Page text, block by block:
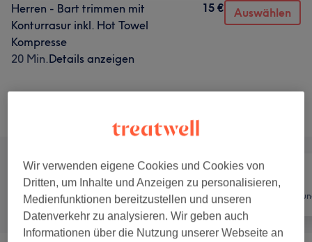
Herren - Bart trimmen mit
Konturrasur inkl. Hot Towel
Kompresse
20 Min.Details anzeigen
15 € Auswählen
Alle Friseur
Wir verwenden eigene Cookies und Cookies von
Dritten, um Inhalte und Anzeigen zu personalisieren,
Medienfunktionen bereitzustellen und unseren
Datenverkehr zu analysieren. Wir geben auch
Informationen über die Nutzung unserer Webseite an